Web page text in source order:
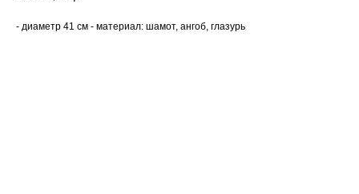
- диаметр 41 см - материал: шамот, ангоб, глазурь